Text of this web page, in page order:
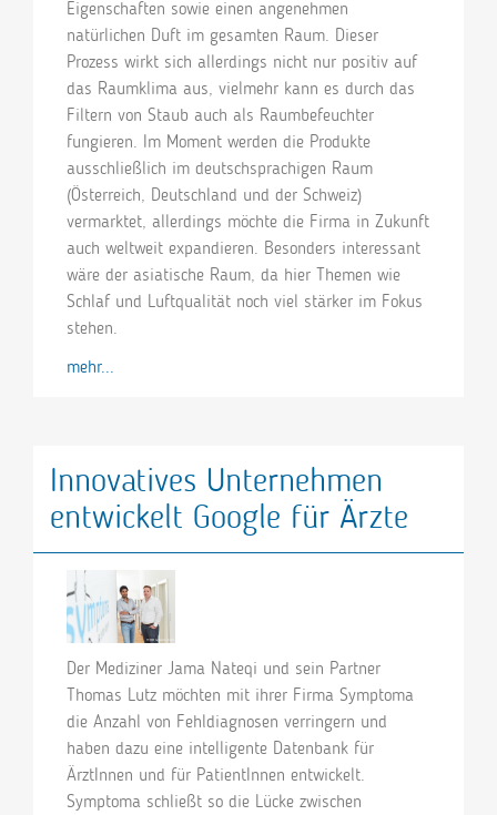
Eigenschaften sowie einen angenehmen
natürlichen Duft im gesamten Raum. Dieser
Prozess wirkt sich allerdings nicht nur positiv auf
das Raumklima aus, vielmehr kann es durch das
Filtern von Staub auch als Raumbefeuchter
fungieren. Im Moment werden die Produkte
ausschließlich im deutschsprachigen Raum
(Österreich, Deutschland und der Schweiz)
vermarktet, allerdings möchte die Firma in Zukunft
auch weltweit expandieren. Besonders interessant
wäre der asiatische Raum, da hier Themen wie
Schlaf und Luftqualität noch viel stärker im Fokus
stehen.
mehr...
Innovatives Unternehmen
entwickelt Google für Ärzte
Der Mediziner Jama Nateqi und sein Partner
Thomas Lutz möchten mit ihrer Firma Symptoma
die Anzahl von Fehldiagnosen verringern und
haben dazu eine intelligente Datenbank für
ÄrztInnen und für PatientInnen entwickelt.
Symptoma schließt so die Lücke zwischen